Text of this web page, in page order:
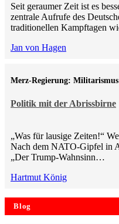
Seit geraumer Zeit ist es
zentrale Aufrufe des
traditionellen Kampftagen
Jan von Hagen
Politik mit der Abrissbirne
Merz-Regierung: Militarismus
„Was für lausige Zeiten!“
Nach dem NATO-Gipfel in
„Der Trump-Wahnsinn…
Hartmut König
Blog